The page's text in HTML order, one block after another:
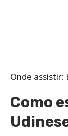
Onde assistir:
Como